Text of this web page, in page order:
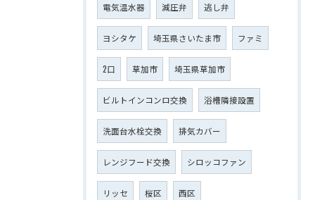
電気温水器 減圧弁 逃し弁
ヨシタケ 埼玉県さいたま市 ファミ
2口 草加市 埼玉県草加市
ビルトインコンロ交換 浴槽隣接設置
洗面台水栓交換 排気カバー
レンジフード交換 シロッコファン
リッセ 桜区 西区